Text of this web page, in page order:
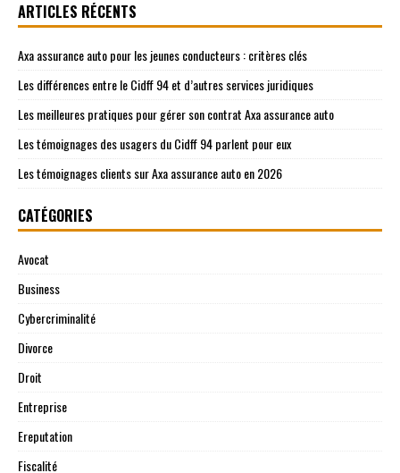
ARTICLES RÉCENTS
Axa assurance auto pour les jeunes conducteurs : critères clés
Les différences entre le Cidff 94 et d’autres services juridiques
Les meilleures pratiques pour gérer son contrat Axa assurance auto
Les témoignages des usagers du Cidff 94 parlent pour eux
Les témoignages clients sur Axa assurance auto en 2026
CATÉGORIES
Avocat
Business
Cybercriminalité
Divorce
Droit
Entreprise
Ereputation
Fiscalité